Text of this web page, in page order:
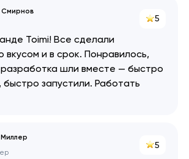
5
Toimi! Все сделали
вкусом и в срок. Понравилось,
разработка шли вместе — быстро
быстро запустили. Работать
5